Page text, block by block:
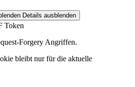
Details ausblenden
Token
Forgery Angriffen.
bleibt nur für die aktuelle